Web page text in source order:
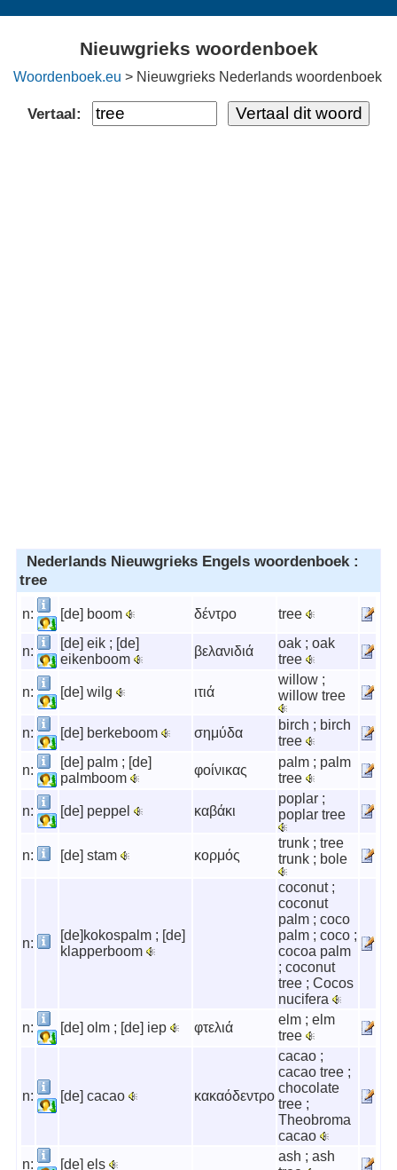
Nieuwgrieks woordenboek
Woordenboek.eu > Nieuwgrieks Nederlands woordenboek
Vertaal:
Nederlands Nieuwgrieks Engels woordenboek :
tree
n: [de] boom δέντρο tree
n:
[de] eik ; [de]
eikenboom
βελανιδιά
oak ; oak
tree
n: [de] wilg ιτιά
willow ;
willow tree
n: [de] berkeboom σημύδα
birch ; birch
tree
n:
[de] palm ; [de]
palmboom
φοίνικας
palm ; palm
tree
n: [de] peppel καβάκι
poplar ;
poplar tree
n: [de] stam κορμός
trunk ; tree
trunk ; bole
n:
[de]kokospalm ; [de]
klapperboom
coconut ;
coconut
palm ; coco
palm ; coco ;
cocoa palm
; coconut
tree ; Cocos
nucifera
n:
[de] olm ; [de] iep φτελιά
elm ; elm
tree
n: [de] cacao κακαόδεντρο
cacao ;
cacao tree ;
chocolate
tree ;
Theobroma
cacao
n:
[de] els
ash ; ash